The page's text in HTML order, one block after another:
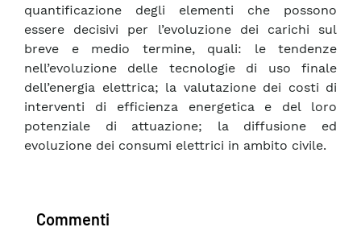
quantificazione degli elementi che possono
essere decisivi per l’evoluzione dei carichi sul
breve e medio termine, quali: le tendenze
nell’evoluzione delle tecnologie di uso finale
dell’energia elettrica; la valutazione dei costi di
interventi di efficienza energetica e del loro
potenziale di attuazione; la diffusione ed
evoluzione dei consumi elettrici in ambito civile.
Commenti